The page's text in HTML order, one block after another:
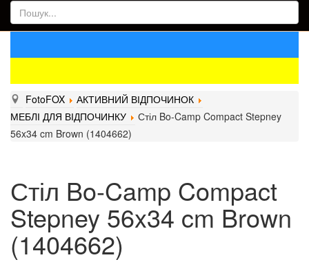
FotoFOX
АКТИВНИЙ ВІДПОЧИНОК
МЕБЛІ ДЛЯ ВІДПОЧИНКУ
Стіл Bo-Camp Compact Stepney
56x34 cm Brown (1404662)
Стіл Bo-Camp Compact
Stepney 56x34 cm Brown
(1404662)